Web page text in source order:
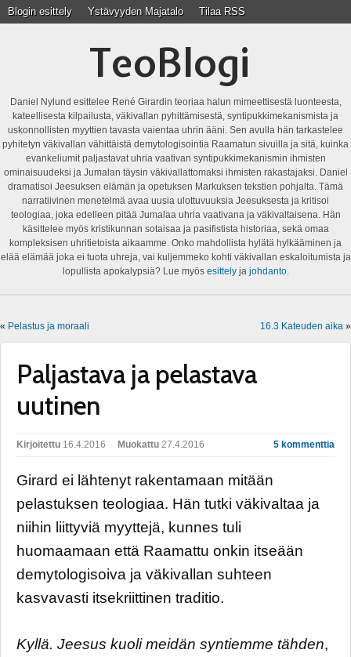
Blogin esittely Ystävyyden Majatalo Tilaa RSS
TeoBlogi
Daniel Nylund esittelee René Girardin teoriaa halun mimeettisestä luonteesta,
kateellisesta kilpailusta, väkivallan pyhittämisestä, syntipukkimekanismista ja
uskonnollisten myyttien tavasta vaientaa uhrin ääni. Sen avulla hän tarkastelee
pyhitetyn väkivallan vähittäistä demytologisointia Raamatun sivuilla ja sitä, kuinka
evankeliumit paljastavat uhria vaativan syntipukkimekanismin ihmisten
ominaisuudeksi ja Jumalan täysin väkivallattomaksi ihmisten rakastajaksi. Daniel
dramatisoi Jeesuksen elämän ja opetuksen Markuksen tekstien pohjalta. Tämä
narratiivinen menetelmä avaa uusia ulottuvuuksia Jeesuksesta ja kritisoi
teologiaa, joka edelleen pitää Jumalaa uhria vaativana ja väkivaltaisena. Hän
käsittelee myös kristikunnan sotaisaa ja pasifistista historiaa, sekä omaa
kompleksisen uhritietoista aikaamme. Onko mahdollista hylätä hylkääminen ja
elää elämää joka ei tuota uhreja, vai kuljemmeko kohti väkivallan eskaloitumista ja
lopullista apokalypsiä? Lue myös esittelyja johdanto.
« Pelastus ja moraali 16.3 Kateuden aika »
Paljastava ja pelastava
uutinen
5 kommenttia
Kirjoitettu 16.4.2016 Muokattu 27.4.2016
Girard ei lähtenyt rakentamaan mitään
pelastuksen teologiaa. Hän tutki väkivaltaa ja
niihin liittyviä myyttejä, kunnes tuli
huomaamaan että Raamattu onkin itseään
demytologisoiva ja väkivallan suhteen
kasvavasti itsekriittinen traditio.
Kyllä. Jeesus kuoli meidän syntiemme tähden,